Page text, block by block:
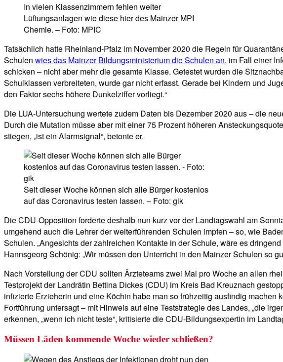
In vielen Klassenzimmern fehlen weiter
Lüftungsanlagen wie diese hier des Mainzer MPI
Chemie. – Foto: MPIC
Tatsächlich hatte Rheinland-Pfalz im November 2020 die Regeln für
Schulen wies das Mainzer Bildungsministerium die Schulen an, im Fall einer
schicken – nicht aber mehr die gesamte Klasse. Getestet wurden die
Schulklassen verbreiteten, wurde gar nicht erfasst. Gerade bei Kindern und
den Faktor sechs höhere Dunkelziffer vorliegt.“
Die LUA-Untersuchung wertete zudem Daten bis Dezember 2020 aus – die
Durch die Mutation müsse aber mit einer 75 Prozent höheren
stiegen, „ist ein Alarmsignal“, betonte er.
Seit dieser Woche können sich alle Bürger kostenlos
auf das Coronavirus testen lassen. – Foto: gik
Die CDU-Opposition forderte deshalb nun kurz vor der Landtagswahl am
umgehend auch die Lehrer der weiterführenden Schulen impfen – so, wie
Schulen. „Angesichts der zahlreichen Kontakte in der Schule, wäre es
Hannsgeorg Schönig: „Wir müssen den Unterricht in den Mainzer Schulen so
Nach Vorstellung der CDU sollten Ärzteteams zwei Mal pro Woche an allen
Testprojekt der Landrätin Bettina Dickes (CDU) im Kreis Bad Kreuznach
infizierte Erzieherin und eine Köchin habe man so frühzeitig ausfindig
Fortführung untersagt – mit Hinweis auf eine Teststrategie des Landes, „die
erkennen, „wenn ich nicht teste“, kritisierte die CDU-Bildungsexpertin im
Müssen Läden kommende Woche wieder schließen?